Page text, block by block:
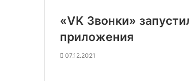
«VK Звонки»
приложения
07.12.2021